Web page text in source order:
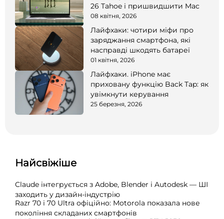
26 Tahoe і пришвидшити Mac
08 квітня, 2026
Лайфхаки: чотири міфи про
заряджання смартфона, які
насправді шкодять батареї
01 квітня, 2026
Лайфхаки. iPhone має
приховану функцію Back Tap: як
увімкнути керування
25 березня, 2026
Найсвіжіше
Claude інтегрується з Adobe, Blender і Autodesk — ШІ
заходить у дизайн-індустрію
Razr 70 і 70 Ultra офіційно: Motorola показала нове
покоління складаних смартфонів